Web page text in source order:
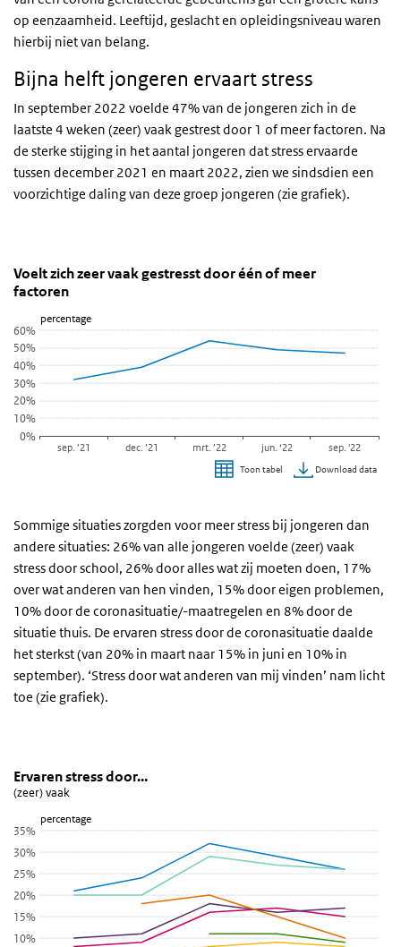
op eenzaamheid. Leeftijd, geslacht en opleidingsniveau waren
hierbij niet van belang.
Bijna helft jongeren ervaart stress
In september 2022 voelde 47% van de jongeren zich in de
laatste 4 weken (zeer) vaak gestrest door 1 of meer factoren. Na
de sterke stijging in het aantal jongeren dat stress ervaarde
tussen december 2021 en maart 2022, zien we sindsdien een
voorzichtige daling van deze groep jongeren (zie grafiek).
Voelt zich zeer vaak gestresst door één of
Sla de grafiek 'Voelt zich zeer vaak gestresst door één of meer
Voelt zich zeer vaak gestresst door één of meer
Lijn grafiek met 5 data punten.
Bekijk als data tabel.
De grafiek heeft 1 X-as die categories weergeeft.
De grafiek heeft 1 Y-as die percentage weergeeft.
percentage
Voelt zich zeer vaak gestresst door één of meer
factoren
0%
10%
20%
30%
40%
50%
60%
sep. ’21 dec. ’21 mrt. ’22 jun. ‘22 sep. '22
Toon tabel Download data
Sommige situaties zorgden voor meer stress bij jongeren dan
andere situaties: 26% van alle jongeren voelde (zeer) vaak
stress door school, 26% door alles wat zij moeten doen, 17%
over wat anderen van hen vinden, 15% door eigen problemen,
10% door de coronasituatie/-maatregelen en 8% door de
situatie thuis. De ervaren stress door de coronasituatie daalde
het sterkst (van 20% in maart naar 15% in juni en 10% in
september). ‘Stress door wat anderen van mij vinden’ nam licht
toe (zie grafiek).
Ervaren stress per factor
Sla de grafiek 'Ervaren stress door...' over en ga naar de datatabel
Ervaren stress door...
Lijn grafiek met 7 lijnen.
(zeer) vaak
Bekijk als data tabel.
De grafiek heeft 1 X-as die categories weergeeft.
De grafiek heeft 1 Y-as die percentage weergeeft.
percentage
Ervaren stress door...
(zeer) vaak
10%
15%
20%
25%
30%
35%